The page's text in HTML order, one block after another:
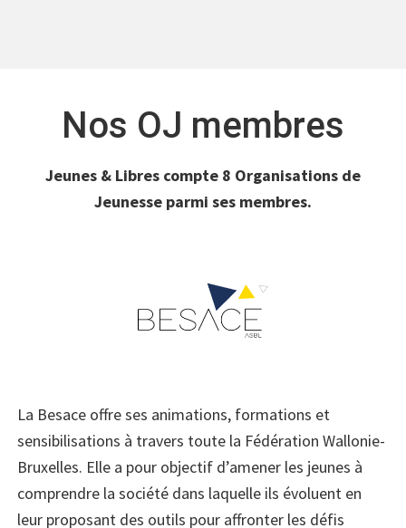
Nos OJ membres
Jeunes & Libres compte 8 Organisations de
Jeunesse parmi ses membres.
La Besace offre ses animations, formations et
sensibilisations à travers toute la Fédération Wallonie-
Bruxelles. Elle a pour objectif d’amener les jeunes à
comprendre la société dans laquelle ils évoluent en
leur proposant des outils pour affronter les défis